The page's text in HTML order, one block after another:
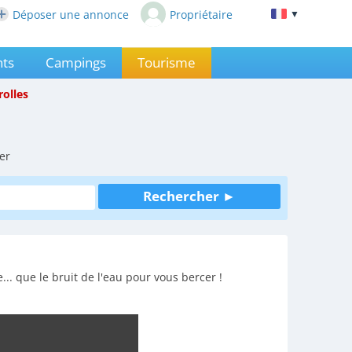
Déposer une annonce Propriétaire ▼
Campings Tourisme
que le bruit de l'eau pour vous bercer !